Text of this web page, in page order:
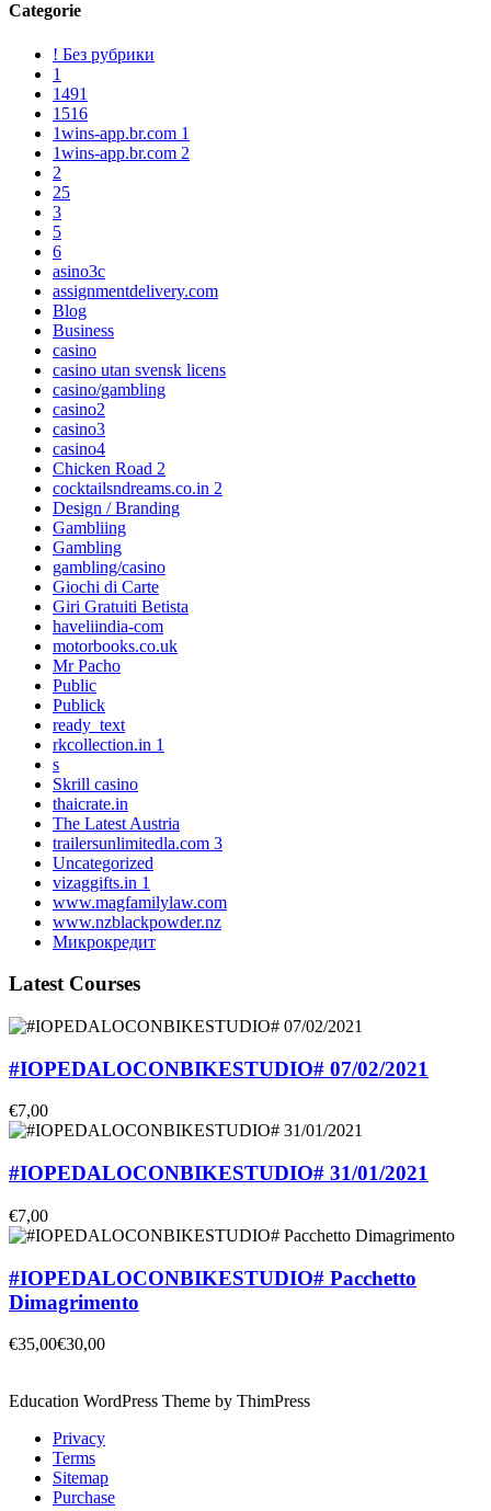
Categorie
! Без рубрики
1
1491
1516
1wins-app.br.com 1
1wins-app.br.com 2
2
25
3
5
6
asino3c
assignmentdelivery.com
Blog
Business
casino
casino utan svensk licens
casino/gambling
casino2
casino3
casino4
Chicken Road 2
cocktailsndreams.co.in 2
Design / Branding
Gambliing
Gambling
gambling/casino
Giochi di Carte
Giri Gratuiti Betista
haveliindia-com
motorbooks.co.uk
Mr Pacho
Public
Publick
ready_text
rkcollection.in 1
s
Skrill casino
thaicrate.in
The Latest Austria
trailersunlimitedla.com 3
Uncategorized
vizaggifts.in 1
www.magfamilylaw.com
www.nzblackpowder.nz
Микрокредит
Latest Courses
#IOPEDALOCONBIKESTUDIO# 07/02/2021
€7,00
#IOPEDALOCONBIKESTUDIO# 31/01/2021
€7,00
#IOPEDALOCONBIKESTUDIO# Pacchetto
Dimagrimento
€35,00€30,00
Education WordPress Theme by ThimPress
Privacy
Terms
Sitemap
Purchase